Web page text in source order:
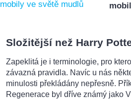
Složitější než Harry
Zapeklitá je i terminologie, pro
závazná pravidla. Navíc u nás
minulosti překládány nepřesně.
Regenerace byl dříve známý jako